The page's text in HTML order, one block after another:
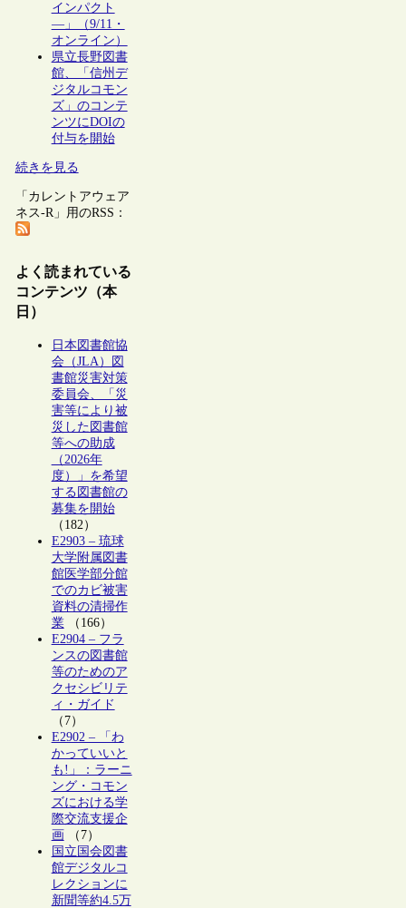
インパクト
―」（9/11・
オンライン）
県立長野図書
館、「信州デ
ジタルコモン
ズ」のコンテ
ンツにDOIの
付与を開始
続きを見る
「カレントアウェア
ネス-R」用のRSS：
よく読まれている
コンテンツ（本
日）
日本図書館協
会（JLA）図
書館災害対策
委員会、「災
害等により被
災した図書館
等への助成
（2026年
度）」を希望
する図書館の
募集を開始
（182）
E2903 – 琉球
大学附属図書
館医学部分館
でのカビ被害
資料の清掃作
業（166）
E2904 – フラ
ンスの図書館
等のためのア
クセシビリテ
ィ・ガイド
（7）
E2902 – 「わ
かっていいと
も!」：ラーニ
ング・コモン
ズにおける学
際交流支援企
画（7）
国立国会図書
館デジタルコ
レクションに
新聞等約4.5万